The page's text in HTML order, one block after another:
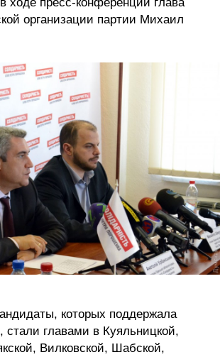
организации партии Михаил
которых поддержала
стали главами в Куяльницкой,
Вилковской, Шабской,